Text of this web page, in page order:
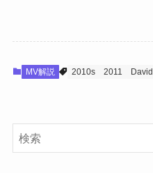
MV解説 2010s 2011